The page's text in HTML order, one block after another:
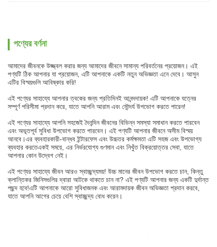
পণ্যের বর্ণনা
আমাদের জীবনকে উজ্জ্বল করার জন্য আমাদের জীবনে সামান্য পরিবর্তনের প্রয়োজন। এই
পণ্যটি ঠিক আপনার যা প্রয়োজন, এটি আপনাকে একটি নতুন অভিজ্ঞতা এনে দেবে। আসুন
এটির বিস্ময়গুলি আবিষ্কার করি!
এই পণ্যের সাহায্যে আপনার ত্বকের জন্য প্রতিদিনই আনন্দদায়ক! এটি আপনাকে যত্নের
সম্পূর্ণ পরিসীমা প্রদান করে, যাতে আপনি আরাম এবং সৌন্দর্য উপভোগ করতে পারেন!
এই পণ্যের সাহায্যে আপনি সহজেই দৈনন্দিন জীবনের বিভিন্ন সমস্যা সমাধান করতে পারবেন
এবং অভূতপূর্ব সুবিধা উপভোগ করতে পারবেন। এই পণ্যটি আপনার জীবনে অসীম বিস্ময়
আনবে।এর ব্যবহারকারী-বান্ধব ইন্টারফেস এবং উচ্চতর কর্মক্ষমতা এটি সহজ এবং উপভোগ্য
ব্যবহার করতেএকই সময়ে, এর নির্ভরযোগ্য গুণমান এবং নিখুঁত বিক্রয়োত্তর সেবা, যাতে
আপনার কোন উদ্বেগ নেই।
এই পণ্যের সাহায্যে জীবন আরও স্বাচ্ছন্দ্যময়! উচ্চ মানের জীবন উপভোগ করতে চান, কিন্তু
ক্লান্তিকর জিনিসগুলির দ্বারা আটকে থাকতে চান না? এই পণ্যটি আপনার জন্য একটি দুর্দান্ত
পছন্দ হবে!এটি আপনাকে আরো সুবিধাজনক এবং আরামদায়ক জীবন অভিজ্ঞতা প্রদান করবে,
যাতে আপনি আগের চেয়ে বেশি স্বাচ্ছন্দ্য বোধ করেন।